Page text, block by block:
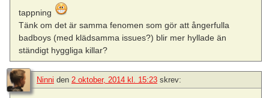
tappning
Tänk om det är samma fenomen som gör att ångerfulla
badboys (med klädsamma issues?) blir mer hyllade än
ständigt hyggliga killar?
Ninni den 2 oktober, 2014 kl. 15:23 skrev: